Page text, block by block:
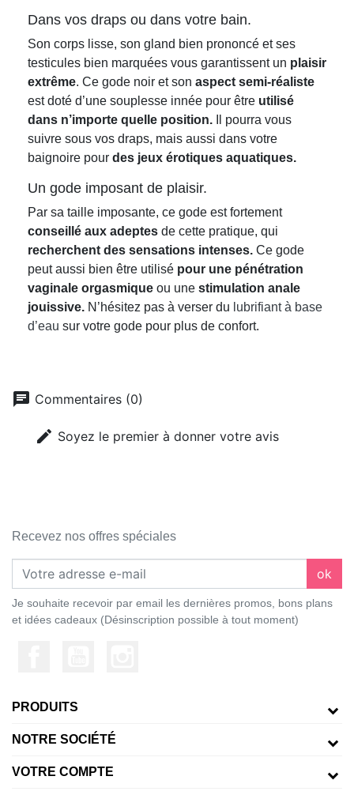
Dans vos draps ou dans votre bain.
Son corps lisse, son gland bien prononcé et ses
testicules bien marquées vous garantissent un plaisir
extrême. Ce gode noir et son aspect semi-réaliste
est doté d’une souplesse innée pour être utilisé
dans n’importe quelle position. Il pourra vous
suivre sous vos draps, mais aussi dans votre
baignoire pour des jeux érotiques aquatiques.
Un gode imposant de plaisir.
Par sa taille imposante, ce gode est fortement
conseillé aux adeptes de cette pratique, qui
recherchent des sensations intenses. Ce gode
peut aussi bien être utilisé pour une pénétration
vaginale orgasmique ou une stimulation anale
jouissive. N’hésitez pas à verser du lubrifiant à base
d’eau sur votre gode pour plus de confort.
chat Commentaires (0)
edit Soyez le premier à donner votre avis
Recevez nos offres spéciales
ok
Je souhaite recevoir par email les dernières promos, bons plans
et idées cadeaux (Désinscription possible à tout moment)
PRODUITS
NOTRE SOCIÉTÉ
VOTRE COMPTE